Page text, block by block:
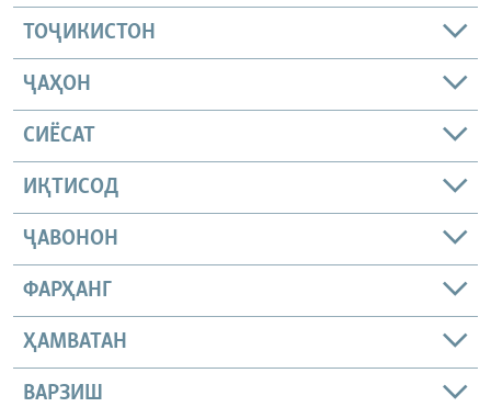
ТОҶИКИСТОН
ҶАҲОН
СИЁСАТ
ИҚТИСОД
ҶАВОНОН
ФАРҲАНГ
ҲАМВАТАН
ВАРЗИШ